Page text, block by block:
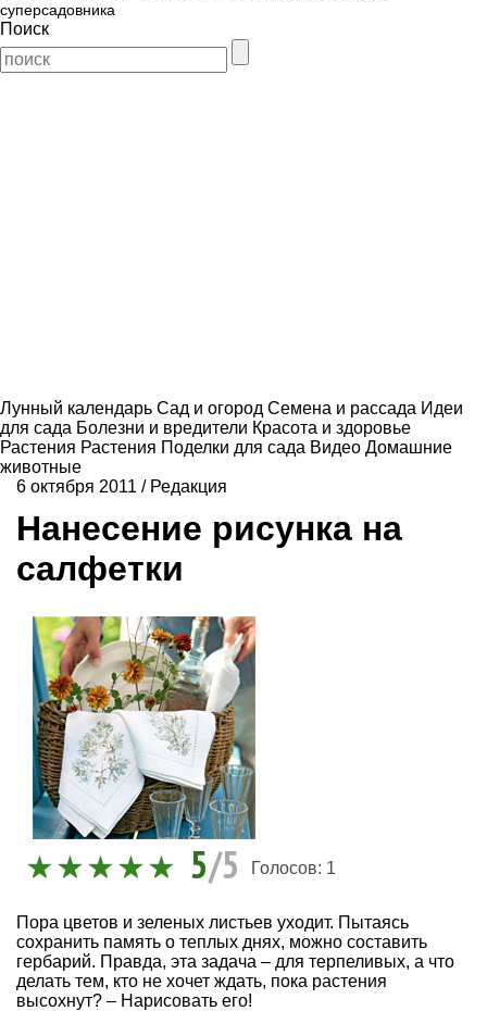
суперсадовника
Поиск
Лунный календарь Сад и огород Семена и рассада Идеи
для сада Болезни и вредители Красота и здоровье
Растения Растения Поделки для сада Видео Домашние
животные
6 октября 2011 / Редакция
Нанесение рисунка на
салфетки
5/5 Голосов: 1
Пора цветов и зеленых листьев уходит. Пытаясь
сохранить память о теплых днях, можно составить
гербарий. Правда, эта задача – для терпеливых, а что
делать тем, кто не хочет ждать, пока растения
высохнут? – Нарисовать его!